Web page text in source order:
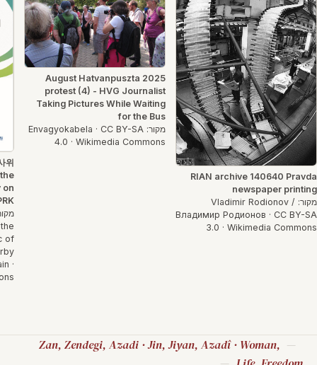
RIAN archive 140640 Pravda
newspaper printing
מקור: Vladimir Rodionov /
Владимир Родионов · CC BY-SA
3.0 · Wikimedia Commons
2025 August Hatvanpuszta
protest (4) - HVG Journalist
Taking Pictures While Waiting
for the Bus
מקור: Envagyokabela · CC BY-SA
4.0 · Wikimedia Commons
위
on
of
·
Zan, Zendegi, Azadi · Jin, Jiyan, Azadî · Woman,